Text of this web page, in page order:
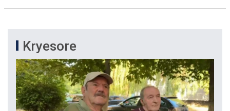
Kryesore